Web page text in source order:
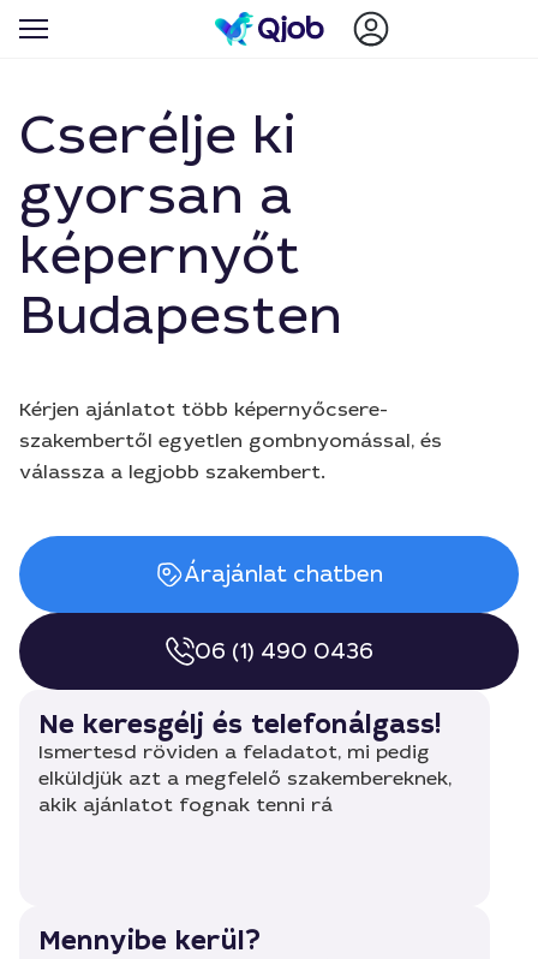
Cserélje ki
gyorsan a
képernyőt
Budapesten
Kérjen ajánlatot több képernyőcsere-
szakembertől egyetlen gombnyomással, és
válassza a legjobb szakembert.
Árajánlat chatben
06 (1) 490 0436
Ne keresgélj és telefonálgass!
Ismertesd röviden a feladatot, mi pedig
elküldjük azt a megfelelő szakembereknek,
akik ajánlatot fognak tenni rá
Mennyibe kerül?